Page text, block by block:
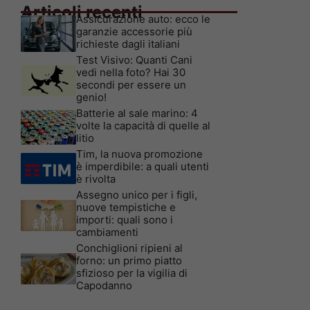
Articoli recenti
Assicurazione auto: ecco le
garanzie accessorie più
richieste dagli italiani
Test Visivo: Quanti Cani
vedi nella foto? Hai 30
secondi per essere un
genio!
Batterie al sale marino: 4
volte la capacità di quelle al
litio
Tim, la nuova promozione
è imperdibile: a quali utenti
è rivolta
Assegno unico per i figli,
nuove tempistiche e
importi: quali sono i
cambiamenti
Conchiglioni ripieni al
forno: un primo piatto
sfizioso per la vigilia di
Capodanno